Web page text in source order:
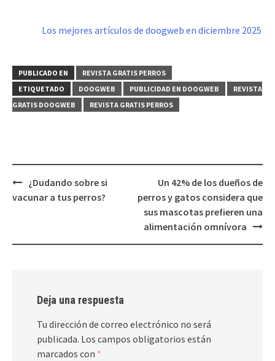
Los mejores artículos de doogweb en diciembre 2025
PUBLICADO EN
REVISTA GRATIS PERROS
ETIQUETADO
DOOGWEB PUBLICIDAD EN DOOGWEB
REVISTA
GRATIS DOOGWEB
REVISTA GRATIS PERROS
Navegación
de
¿Dudando sobre si
vacunar a tus perros?
Un 42% de los dueños de
perros y gatos considera que
sus mascotas prefieren una
alimentación omnívora
Deja una respuesta
Tu dirección de correo electrónico no será
publicada. Los campos obligatorios están
marcados con *